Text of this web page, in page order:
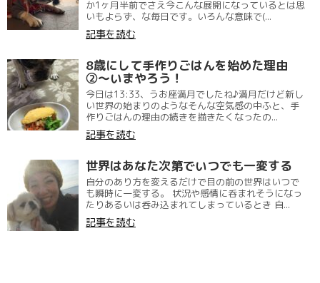
か1ヶ月半前でさえ今こんな展開になっているとは思
いもよらず、な毎日です。いろんな意味で(...
記事を読む
8歳にして手作りごはんを始めた理由
②〜いまやろう！
今日は13:33、うお座満月でしたね♪満月だけど新し
い世界の始まりのようなそんな空気感の中ふと、手
作りごはんの理由の続きを描きたくなったの...
記事を読む
世界はあなた次第でいつでも一変する
自分のあり方を変えるだけで目の前の世界はいつで
も瞬時に一変する。 状況や感情に呑まれそうになっ
たりあるいは呑み込まれてしまっているとき 自...
記事を読む